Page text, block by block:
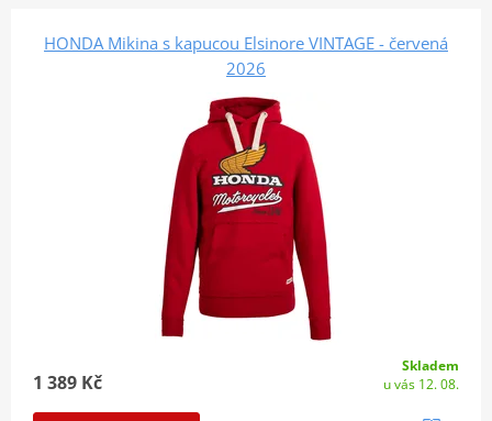
HONDA Mikina s kapucou Elsinore VINTAGE - červená
2026
1 389 Kč
Skladem
u vás 12. 08.